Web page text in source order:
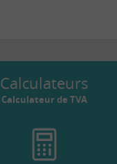
Calculateurs
Calculateur de TVA